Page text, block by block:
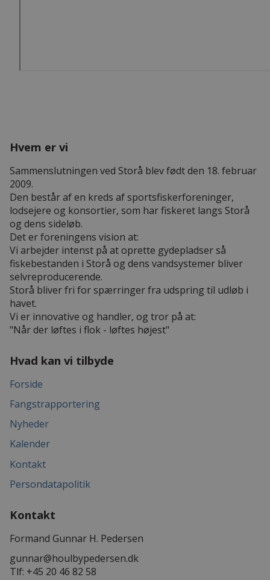
Hvem er vi
Sammenslutningen ved Storå blev født den 18. februar
2009.
Den består af en kreds af sportsfiskerforeninger,
lodsejere og konsortier, som har fiskeret langs Storå
og dens sideløb.
Det er foreningens vision at:
Vi arbejder intenst på at oprette gydepladser så
fiskebestanden i Storå og dens vandsystemer bliver
selvreproducerende.
Storå bliver fri for spærringer fra udspring til udløb i
havet.
Vi er innovative og handler, og tror på at:
"Når der løftes i flok - løftes højest"
Hvad kan vi tilbyde
Forside
Fangstrapportering
Nyheder
Kalender
Kontakt
Persondatapolitik
Kontakt
Formand Gunnar H. Pedersen
gunnar@houlbypedersen.dk
Tlf: +45 20 46 82 58